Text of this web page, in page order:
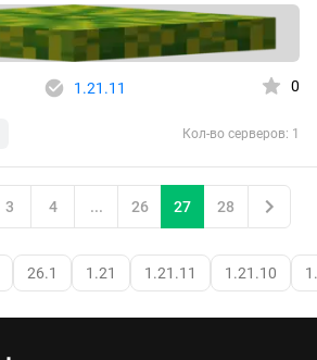
1.21.11 0
Кол-во серверов: 1
3 4 ... 26 27 28
26.1 1.21 1.21.11 1.21.10